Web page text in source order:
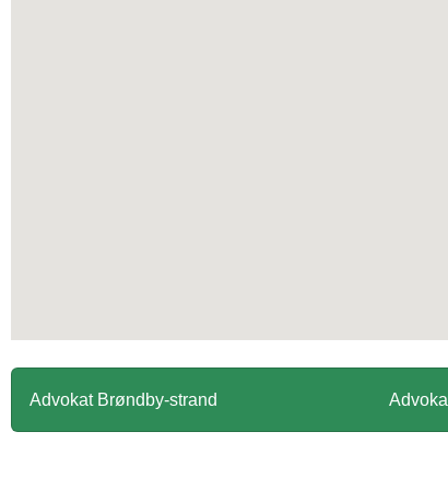
Advokat Brøndby-strand